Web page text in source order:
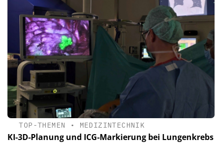
TOP-THEMEN • MEDIZINTECHNIK
KI-3D-Planung und ICG-Markierung bei Lungenkrebs